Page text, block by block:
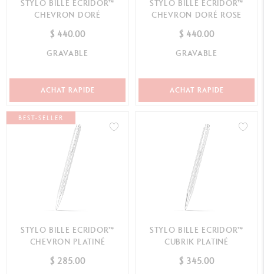
STYLO BILLE ECRIDOR™
CHEVRON DORÉ
$ 440.00
GRAVABLE
ACHAT RAPIDE
STYLO BILLE ECRIDOR™
CHEVRON DORÉ ROSE
$ 440.00
GRAVABLE
ACHAT RAPIDE
BEST-SELLER
STYLO BILLE ECRIDOR™
CHEVRON PLATINÉ
$ 285.00
STYLO BILLE ECRIDOR™
CUBRIK PLATINÉ
$ 345.00